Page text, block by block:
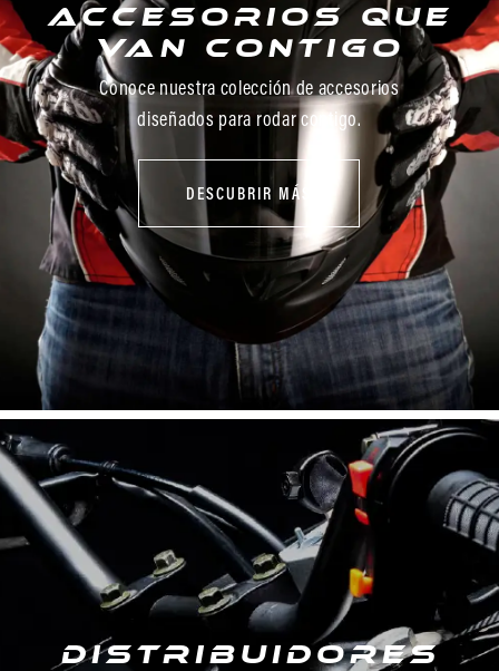
Accesorios que
van contigo
Conoce nuestra colección de accesorios
diseñados para rodar contigo.
DESCUBRIR MÁS
Distribuidores